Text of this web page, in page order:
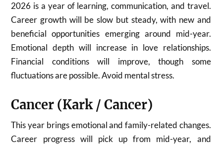
2026 is a year of learning, communication, and travel.
Career growth will be slow but steady, with new and
beneficial opportunities emerging around mid-year.
Emotional depth will increase in love relationships.
Financial conditions will improve, though some
fluctuations are possible. Avoid mental stress.
Cancer (Kark / Cancer)
This year brings emotional and family-related changes.
Career progress will pick up from mid-year, and